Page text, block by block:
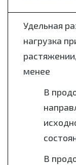
Удельная
нагрузка
менее
В
В